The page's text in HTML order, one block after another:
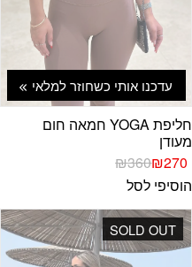
עדכנו אותי כשחוזר למלאי
חליפת YOGA חמאה חום
מעודן
₪360
המחיר
המקורי
היה:
₪360.
₪270המחיר
הנוכחי
הוא:
₪270.
הוסיפי לסל
SOLD OUT